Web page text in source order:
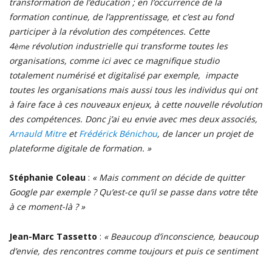
formation continue, de l’apprentissage, et c’est au fond
participer à la révolution des compétences. Cette
4èmerévolution industrielle qui transforme toutes les
organisations, comme ici avec ce magnifique studio
totalement numérisé et digitalisé par exemple, impacte
toutes les organisations mais aussi tous les individus qui ont
à faire face à ces nouveaux enjeux, à cette nouvelle révolution
des compétences. Donc j’ai eu envie avec mes deux associés,
Arnauld MitreetFrédérick Bénichou, de lancer un projet de
plateforme digitale de formation. »
Stéphanie Coleau : « Mais comment on décide de quitter
Google par exemple ? Qu’est-ce qu’il se passe dans votre tête
à ce moment-là ? »
Jean-Marc Tassetto : « Beaucoup d’inconscience, beaucoup
d’envie, des rencontres comme toujours et puis ce sentiment